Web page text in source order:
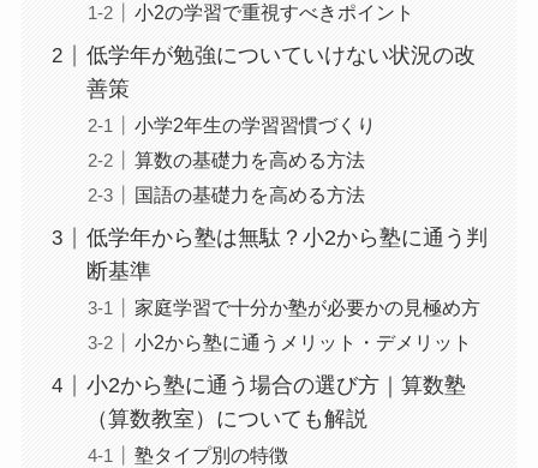
小2の学習で重視すべきポイント
低学年が勉強についていけない状況の改
善策
小学2年生の学習習慣づくり
算数の基礎力を高める方法
国語の基礎力を高める方法
低学年から塾は無駄？小2から塾に通う判
断基準
家庭学習で十分か塾が必要かの見極め方
小2から塾に通うメリット・デメリット
小2から塾に通う場合の選び方｜算数塾
（算数教室）についても解説
塾タイプ別の特徴